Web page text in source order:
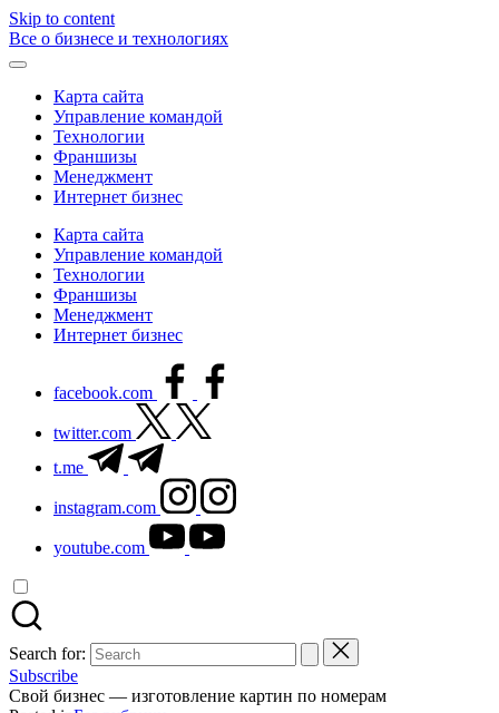
Skip to content
Все о бизнесе и технологиях
Карта сайта
Управление командой
Технологии
Франшизы
Менеджмент
Интернет бизнес
Карта сайта
Управление командой
Технологии
Франшизы
Менеджмент
Интернет бизнес
facebook.com
twitter.com
t.me
instagram.com
youtube.com
Search for:
Subscribe
Свой бизнес — изготовление картин по номерам